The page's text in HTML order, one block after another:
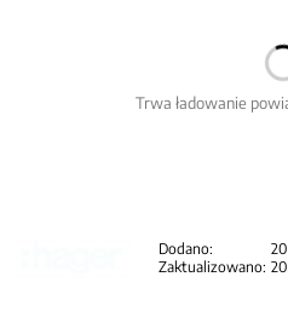
Trwa ładowanie
Dodano:
Zaktualizowano: